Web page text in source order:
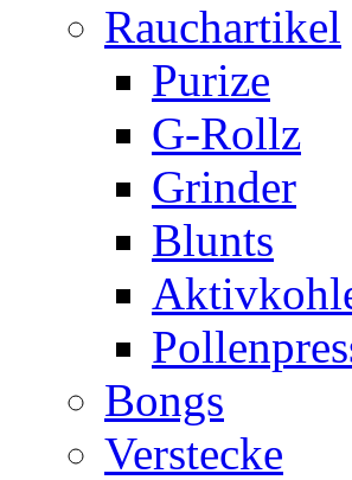
Rauchartikel
Purize
G-Rollz
Grinder
Blunts
Bongs
Verstecke